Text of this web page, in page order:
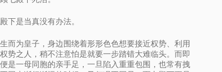
殿下是当真没有办法。
生而为皇子，身边围绕着形形色色想要接近权势、利用
权势之人，稍不注意怕是就要一步踏错大难临头。而即
便是一母同胞的亲手足，一旦陷入重重包围，也常有拽